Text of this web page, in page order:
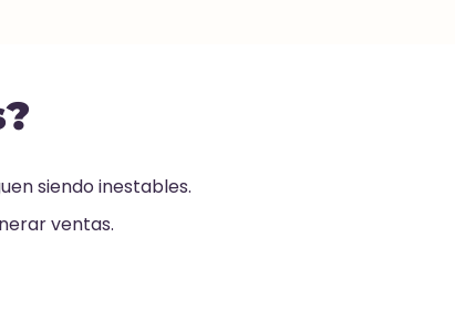
siendo inestables.
ventas.